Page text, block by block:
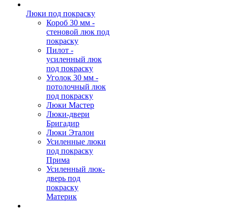
Люки под покраску
Короб 30 мм -
стеновой люк под
покраску
Пилот -
усиленный люк
под покраску
Уголок 30 мм -
потолочный люк
под покраску
Люки Мастер
Люки-двери
Бригадир
Люки Эталон
Усиленные люки
под покраску
Прима
Усиленный люк-
дверь под
покраску
Материк